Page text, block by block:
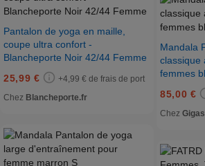
Pantalon de yoga en maille,
coupe ultra confort -
Blancheporte Noir 42/44 Femme
25,99 €
+4,99 € de frais de port
Chez Blancheporte.fr
Mandala
classique
femmes
85,00 €
Chez